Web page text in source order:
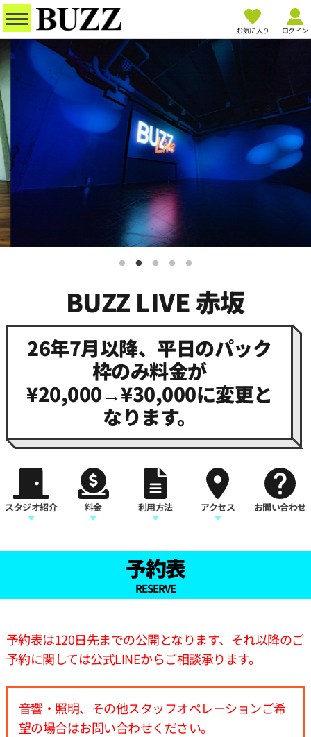
お気に入り ログイン
BUZZ LIVE 赤坂
26年7月以降、平日のパック
枠のみ料金が
¥20,000→¥30,000に変更と
なります。
スタジオ紹介 料金 利用方法 アクセス お問い合わせ
予約表
RESERVE
予約表は120日先までの公開となります、それ以降のご
予約に関しては公式LINEからご相談承ります。
音響・照明、その他スタッフオペレーションご希
望の場合はお問い合わせください。